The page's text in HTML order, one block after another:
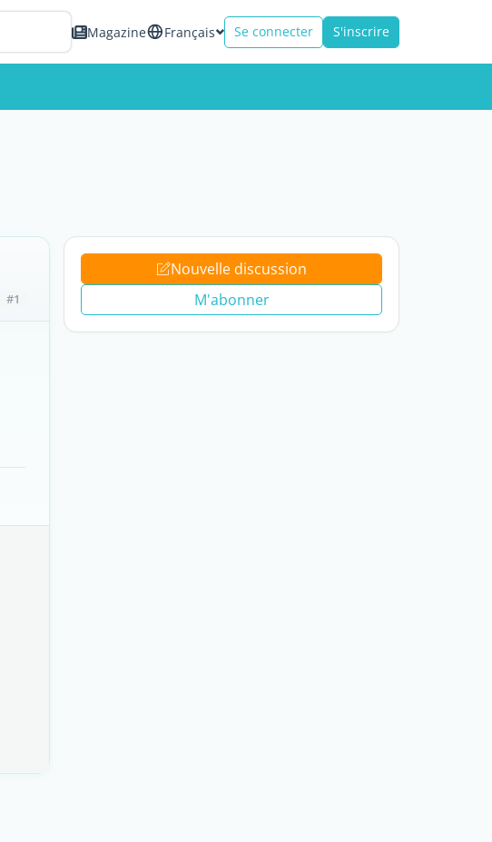
Magazine Français Se connecter S'inscrire
#1
Nouvelle discussion
M'abonner